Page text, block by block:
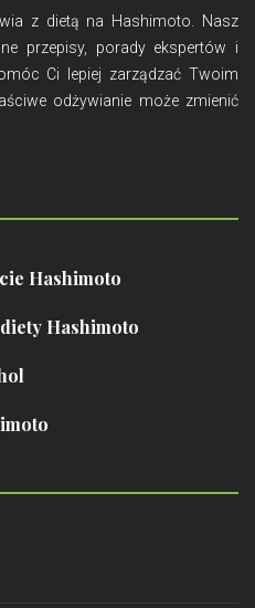
z dietą na Hashimoto. Nasz
przepisy, porady ekspertów i
Ci lepiej zarządzać Twoim
odżywianie może zmienić
Hashimoto
Hashimoto